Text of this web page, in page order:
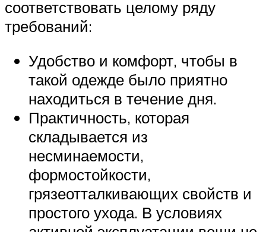
соответствовать целому ряду
требований:
Удобство и комфорт, чтобы в
такой одежде было приятно
находиться в течение дня.
Практичность, которая
складывается из
несминаемости,
формостойкости,
грязеотталкивающих свойств и
простого ухода. В условиях